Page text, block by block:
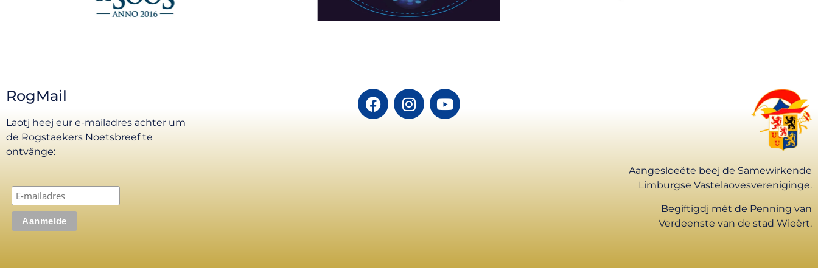
RogMail
Laotj heej eur e-mailadres achter um
de Rogstaekers Noetsbreef te
ontvânge:
Aangesloeëte beej de Samewirkende
Limburgse Vastelaovesvereniginge.
Begiftigdj mét de Penning van
Verdeenste van de stad Wieërt.